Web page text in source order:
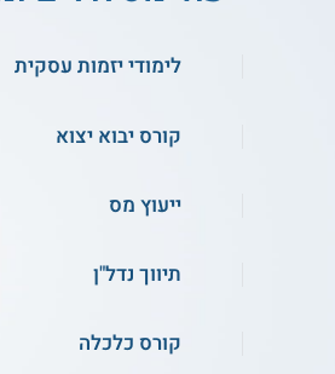
לימודי יזמות עסקית
קורס יבוא יצוא
ייעוץ מס
תיווך נדל"ן
קורס כלכלה